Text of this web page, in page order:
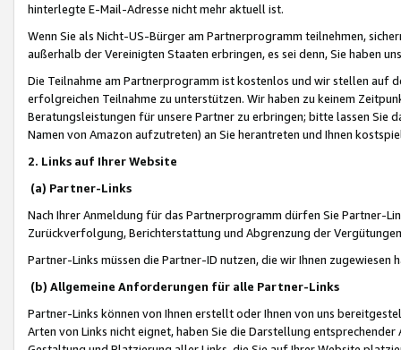
hinterlegte E-Mail-Adresse nicht mehr aktuell ist.
Wenn Sie als Nicht-US-Bürger am Partnerprogramm teilnehmen,
außerhalb der Vereinigten Staaten erbringen, es sei denn, Sie haben
Die Teilnahme am Partnerprogramm ist kostenlos und wir stellen auf
erfolgreichen Teilnahme zu unterstützen. Wir haben zu keinem
Beratungsleistungen für unsere Partner zu erbringen; bitte lassen Sie
Namen von Amazon aufzutreten) an Sie herantreten und Ihnen
2. Links auf Ihrer Website
(a) Partner-Links
Nach Ihrer Anmeldung für das Partnerprogramm dürfen Sie Partner-
Zurückverfolgung, Berichterstattung und Abgrenzung der
Partner-Links müssen die Partner-ID nutzen, die wir Ihnen zugewiesen
(b) Allgemeine Anforderungen für alle Partner-Links
Partner-Links können von Ihnen erstellt oder Ihnen von uns
Arten von Links nicht eignet, haben Sie die Darstellung